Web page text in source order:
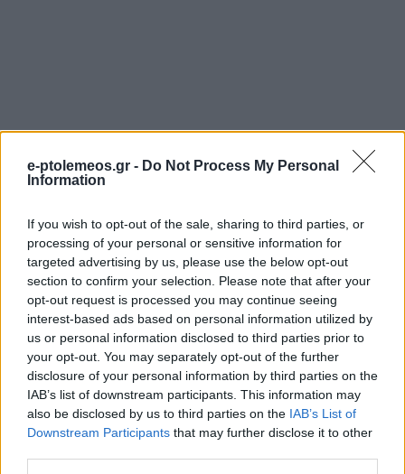
e-ptolemeos.gr - Do Not Process My Personal
Information
If you wish to opt-out of the sale, sharing to third parties, or
processing of your personal or sensitive information for
targeted advertising by us, please use the below opt-out
section to confirm your selection. Please note that after your
opt-out request is processed you may continue seeing
interest-based ads based on personal information utilized by
us or personal information disclosed to third parties prior to
your opt-out. You may separately opt-out of the further
disclosure of your personal information by third parties on the
IAB’s list of downstream participants. This information may
also be disclosed by us to third parties on the IAB’s List of
Downstream Participants that may further disclose it to other
ΤΟΠΙΚΉ ΕΠΙΚΑΙΡΌΤΗΤΑ ΤΟΠΙΚΉ ΕΠΙΚΑΙΡΌΤΗΤΑ